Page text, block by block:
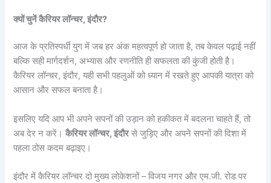
क्यों चुनें कैरियर लॉन्चर, इंदौर?
आज के प्रतिस्पर्धी युग में जब हर अंक महत्वपूर्ण हो जाता है, तब केवल पढ़ाई नहीं
बल्कि सही मार्गदर्शन, अभ्यास और रणनीति ही सफलता की कुंजी होती है।
कैरियर लॉन्चर, इंदौर, यही सभी पहलुओं को ध्यान में रखते हुए आपकी यात्रा को
आसान और सफल बनाता है।
इसलिए यदि आप भी अपने सपनों की उड़ान को हकीकत में बदलना चाहते हैं, तो
अब देर न करें।कैरियर लॉन्चर, इंदौरसे जुड़िए और अपने सपनों की दिशा में
पहला ठोस कदम बढ़ाइए।
इंदौर में कैरियर लॉन्चर दो मुख्य लोकेशनों – विजय नगर और एम.जी. रोड पर